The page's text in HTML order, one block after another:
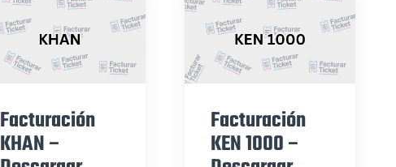
Facturación
KHAN –
Facturación
KEN 1000 –